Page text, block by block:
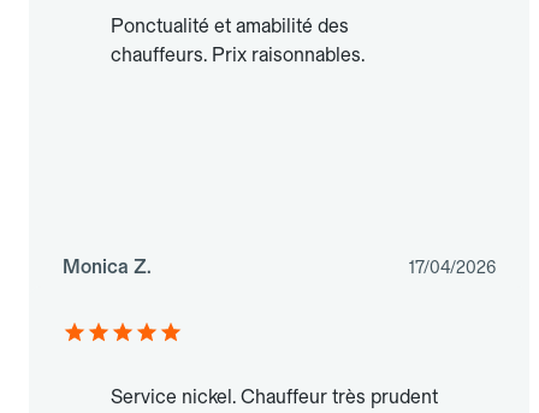
Ponctualité et amabilité des
chauffeurs. Prix raisonnables.
Monica Z. 17/04/2026
Service nickel. Chauffeur très prudent